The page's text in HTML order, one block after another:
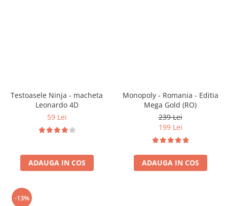
Dixit
Orchard Games
Carti de joc
Jocuri de masa
Jocuri de societate in limba
romana
Testoasele Ninja - macheta
Leonardo 4D
59 Lei
ADAUGA IN COS
Monopoly - Romania - Editia
Mega Gold (RO)
239 Lei
199 Lei
ADAUGA IN COS
-13%